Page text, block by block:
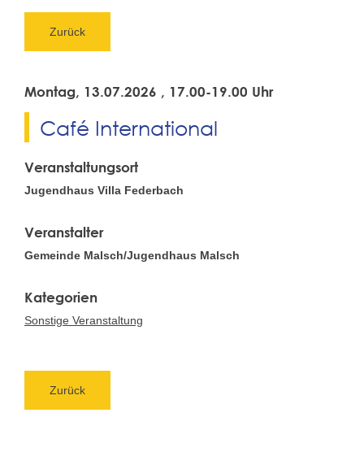
Zurück
Montag, 13.07.2026 , 17.00-19.00 Uhr
Café International
Veranstaltungsort
Jugendhaus Villa Federbach
Veranstalter
Gemeinde Malsch/Jugendhaus Malsch
Sonstige Veranstaltung
Zurück